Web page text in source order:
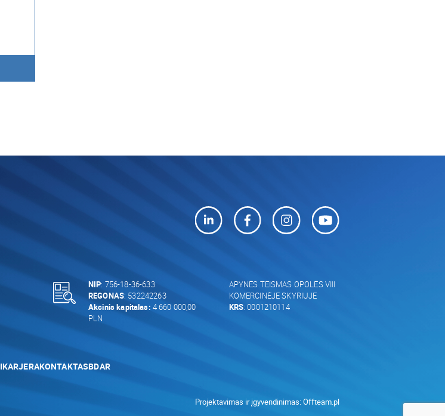
NIP: 756-18-36-633
REGONAS: 532242263
Akcinis kapitalas: 4 660 000,00
PLN
APYNĖS TEISMAS OPOLĖS VIII
KOMERCINĖJE SKYRIUJE
KRS: 0001210114
KARJERAKONTAKTASBDAR
Projektavimas ir įgyvendinimas:Offteam.pl